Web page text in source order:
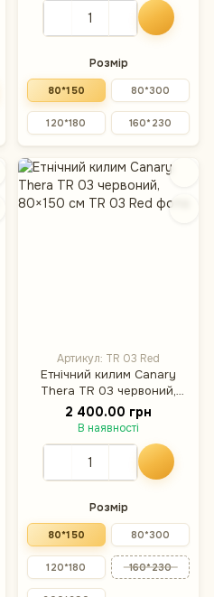
Розмір
80*150 80*300
120*180 160*230
Артикул: TR 03 Red
Етнічний килим Canary
Thera TR 03 червоний,
80×150 см
2 400.00 грн
В наявності
Розмір
80*150 80*300
120*180 160*230